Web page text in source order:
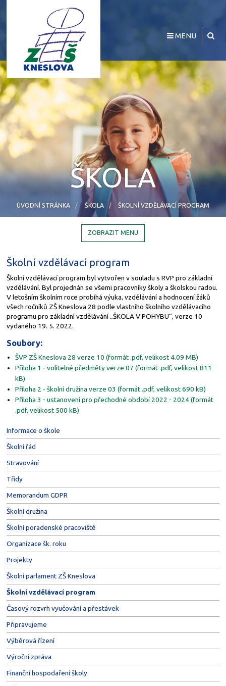
MENU
ŠKOLA
ÚVODNÍ STRÁNKA ŠKOLA ŠKOLNÍ VZDĚLÁVACÍ PROGRAM
Informace o škole
Školní řád
Stravování
Třídy
Memorandum GDPR
Školní družina
Školní poradenské pracoviště
Organizace šk. roku
Projekty
Školní parlament ZŠ Kneslova
Školní vzdělávací program
Časový rozvrh vyučování a přestávek
Připravujeme
Výběrová řízení
Výroční zpráva
Finanční hospodaření školy
ZOBRAZIT MENU
Školní vzdělávací program
Školní vzdělávací program byl vytvořen v souladu s RVP pro základní
vzdělávání. Byl projednán se všemi pracovníky školy a školskou radou.
V letošním školním roce probíhá výuka, vzdělávání a hodnocení žáků
všech ročníků ZŠ Kneslova 28 podle vlastního školního vzdělávacího
programu pro základní vzdělávání „ŠKOLA V POHYBU“, verze 10
vydaného 19. 5. 2022.
Soubory:
ŠVP ZŠ Kneslova 28 verze 10 (formát .pdf, velikost 4.09 MB)
Příloha 1 - volitelné předměty verze 07 (formát .pdf, velikost 811
kB)
Příloha 2 - školní družina verze 03 (formát .pdf, velikost 690 kB)
Příloha 3 - ustanovení pro přechodné období 2022 - 2024 (formát
.pdf, velikost 500 kB)